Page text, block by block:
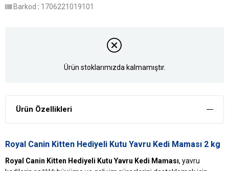
Barkod : 1706221019101
Ürün stoklarımızda kalmamıştır.
Ürün Özellikleri
Royal Canin Kitten Hediyeli Kutu Yavru Kedi Maması 2 kg
Royal Canin Kitten Hediyeli Kutu Yavru Kedi Maması, yavru